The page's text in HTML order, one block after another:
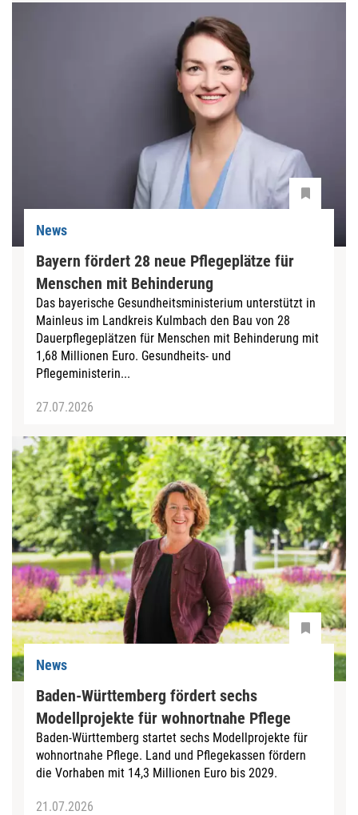
News
Bayern fördert 28 neue Pflegeplätze für
Menschen mit Behinderung
Das bayerische Gesundheitsministerium unterstützt in
Mainleus im Landkreis Kulmbach den Bau von 28
Dauerpflegeplätzen für Menschen mit Behinderung mit
1,68 Millionen Euro. Gesundheits- und
Pflegeministerin...
27.07.2026
News
Baden-Württemberg fördert sechs
Modellprojekte für wohnortnahe Pflege
Baden-Württemberg startet sechs Modellprojekte für
wohnortnahe Pflege. Land und Pflegekassen fördern
die Vorhaben mit 14,3 Millionen Euro bis 2029.
21.07.2026